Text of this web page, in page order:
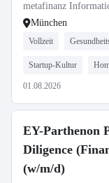
metafinanz
München
Vollzeit
Startup-Kultur
01.08.2026
EY-Parthenon
Diligence
(w/m/d)